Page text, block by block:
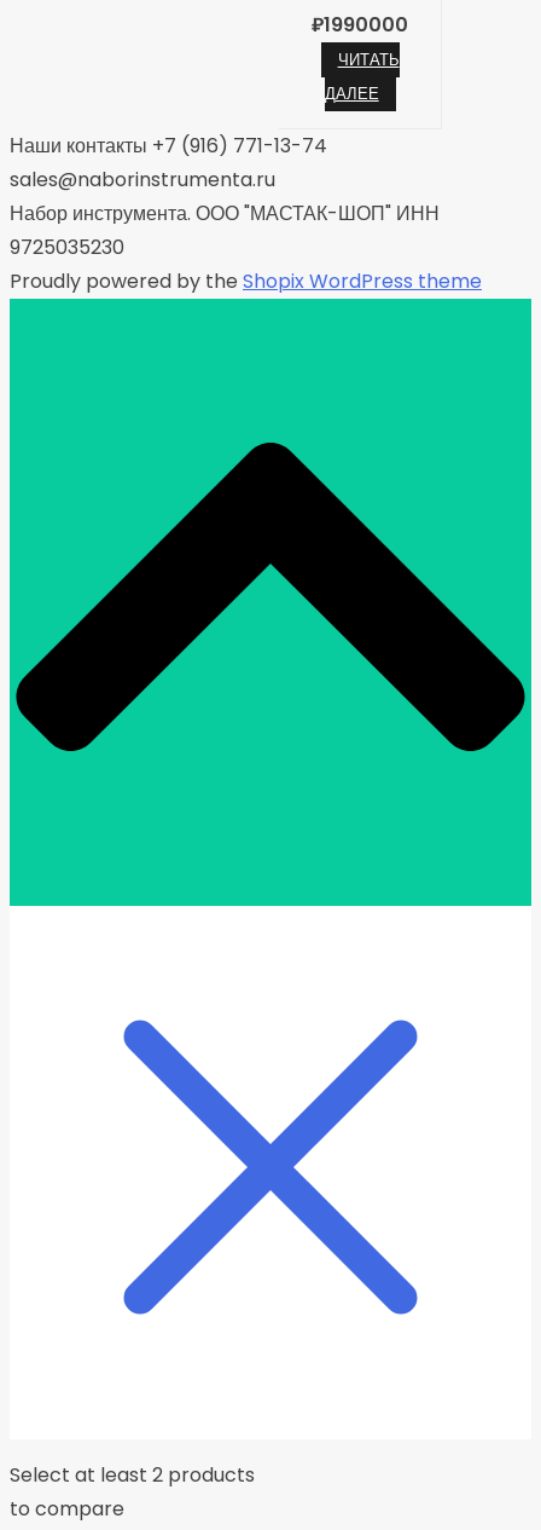
₽1990000
ЧИТАТЬ
ДАЛЕЕ
Наши контакты +7 (916) 771-13-74
sales@naborinstrumenta.ru
Набор инструмента. ООО "МАСТАК-ШОП" ИНН
9725035230
Proudly powered by the Shopix WordPress theme
Select at least 2 products
to compare